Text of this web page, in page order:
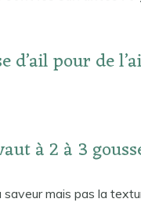
d’ail pour de
à 2 à 3
saveur mais pas la